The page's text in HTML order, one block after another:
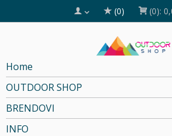
(0) (0):
Home
OUTDOOR SHOP
BRENDOVI
INFO